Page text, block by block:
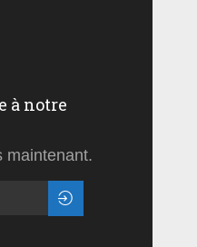
à notre
maintenant.